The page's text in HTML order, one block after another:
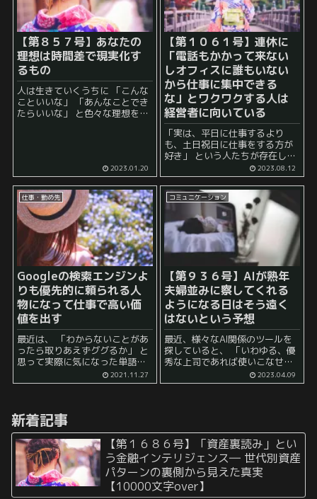
【第８５７号】あなたの
理想は時間差で現実化す
るもの
人は生きていくうちに 「こんな
こといいな」 「あんなことでき
たらいいな」 と色々な理想を頭
2023.01.20
【第１０６１号】連休に
「電話もかかって来ない
しオフィスに誰もいない
から仕事に集中できる
な」とワクワクする人は
経営者に向いている
「実は、平日に仕事するより
も、土日祝日に仕事をする方が
好き」 という人たちが存在しま
いて 「電話もかかって来ないし
オフィスに誰もいないから仕事
に集中できるな」 とワクワクす
る人...
2023.08.12
仕事・勤め先
Googleの検索エンジンよ
りも優先的に頼られる人
物になって仕事で高い価
値を出す
最近は、 「わからないことがあ
ったら取りあえずググるか」 と
思って実際に気になった単語を
検索窓に入力してみると、 様々
なお役立ちサイトが出てきて、
実際にそれ...
2021.11.27
コミュニケーション
【第９３６号】AIが熟年
夫婦並みに察してくれる
ようになる日はそう遠く
はないという予想
最近、様々なAI関係のツールを
探していると、 「いわゆる、優
秀な上司であれば使いこなせそ
の中では落ち着いています。
2023.04.09
新着記事
【第１６８６号】「資産裏読み」とい
う金融インテリジェンス― 世代別資産
パターンの裏側から見えた真実
【10000文字over】